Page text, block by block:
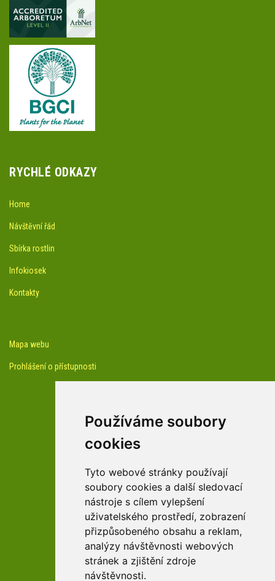
Používáme soubory
cookies
Tyto webové stránky používají
soubory cookies a další sledovací
nástroje s cílem vylepšení
uživatelského prostředí, zobrazení
přizpůsobeného obsahu a reklam,
analýzy návštěvnosti webových
stránek a zjištění zdroje
návštěvnosti.
RYCHLÉ ODKAZY
Home
Návštěvní řád
Sbírka rostlin
Infokiosek
Kontakty
Mapa webu
Prohlášení o přístupnosti
Youtube kanál arboreta